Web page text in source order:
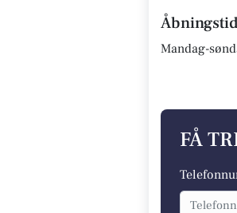
Mandag-
FÅ